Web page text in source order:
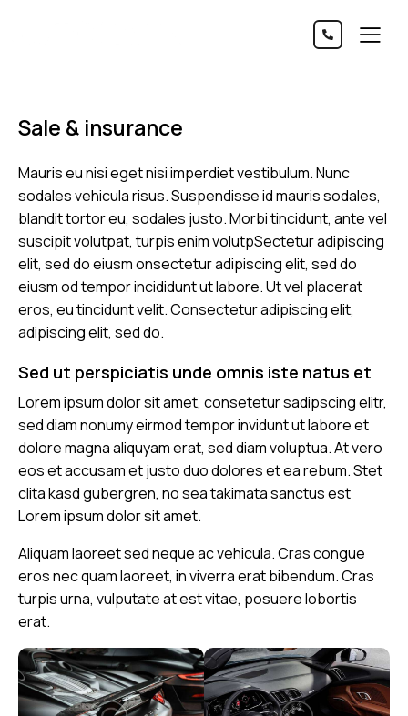
Sale & insurance
Mauris eu nisi eget nisi imperdiet vestibulum. Nunc
sodales vehicula risus. Suspendisse id mauris sodales,
blandit tortor eu, sodales justo. Morbi tincidunt, ante vel
suscipit volutpat, turpis enim volutpSectetur adipiscing
elit, sed do eiusm onsectetur adipiscing elit, sed do
eiusm od tempor incididunt ut labore. Ut vel placerat
eros, eu tincidunt velit. Consectetur adipiscing elit,
adipiscing elit, sed do.
Sed ut perspiciatis unde omnis iste natus et
Lorem ipsum dolor sit amet, consetetur sadipscing elitr,
sed diam nonumy eirmod tempor invidunt ut labore et
dolore magna aliquyam erat, sed diam voluptua. At vero
eos et accusam et justo duo dolores et ea rebum. Stet
clita kasd gubergren, no sea takimata sanctus est
Lorem ipsum dolor sit amet.
Aliquam laoreet sed neque ac vehicula. Cras congue
eros nec quam laoreet, in viverra erat bibendum. Cras
turpis urna, vulputate at est vitae, posuere lobortis
erat.